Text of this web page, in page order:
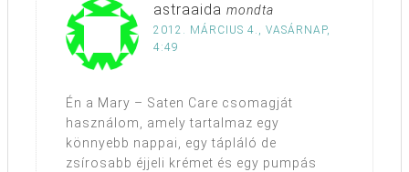
astraaida mondta
2012. MÁRCIUS 4., VASÁRNAP,
4:49
Én a Mary – Saten Care csomagját
használom, amely tartalmaz egy
könnyebb nappai, egy tápláló de
zsírosabb éjjeli krémet és egy pumpás